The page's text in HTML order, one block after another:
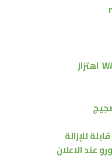
اهتزاز
للإزالة
عند الاعلان